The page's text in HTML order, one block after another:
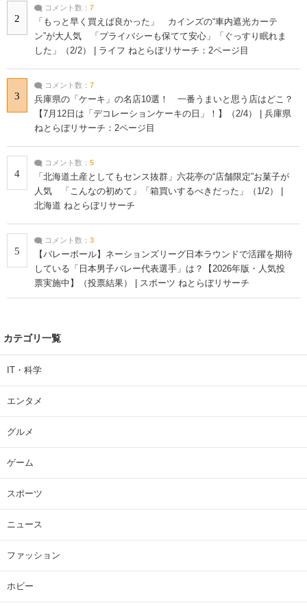
2
コメント数： 7
「もっと早く買えば良かった」 カインズの“車内遮光カーテ
ン”が大人気 「プライバシーも保てて安心」「ぐっすり眠れま
した」（2/2） | ライフ ねとらぼリサーチ：2ページ目
3
コメント数： 7
兵庫県の「ケーキ」の名店10選！ 一番うまいと思う店はどこ？
【7月12日は「デコレーションケーキの日」！】（2/4） | 兵庫県
ねとらぼリサーチ：2ページ目
4
コメント数： 5
「北海道土産としてもセンス抜群」六花亭の“店舗限定”お菓子が
人気 「こんなの初めて」「箱買いするべきだった」（1/2） |
北海道 ねとらぼリサーチ
5
コメント数： 3
【バレーボール】ネーションズリーグ日本ラウンドで活躍を期待
している「日本男子バレー代表選手」は？【2026年版・人気投
票実施中】（投票結果） | スポーツ ねとらぼリサーチ
カテゴリ一覧
IT・科学
エンタメ
グルメ
ゲーム
スポーツ
ニュース
ファッション
ホビー